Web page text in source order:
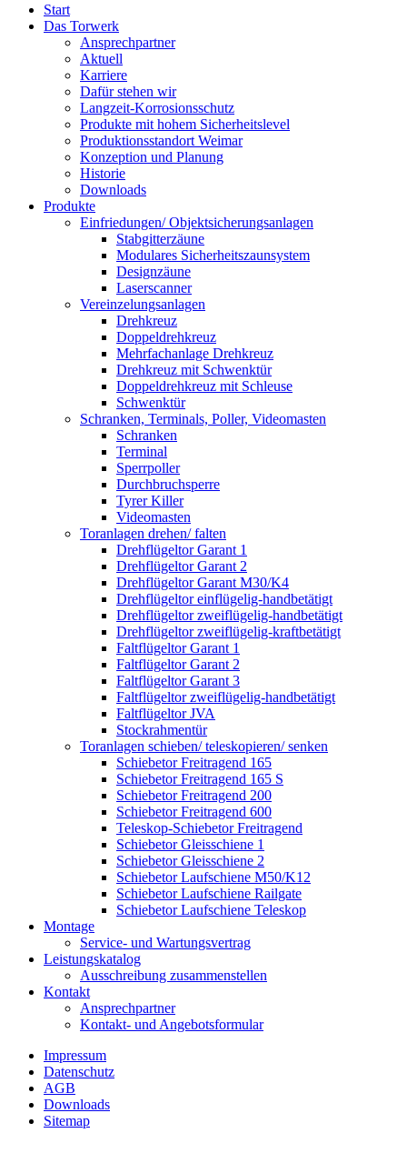
Start
Das Torwerk
Ansprechpartner
Aktuell
Karriere
Dafür stehen wir
Langzeit-Korrosionsschutz
Produkte mit hohem Sicherheitslevel
Produktionsstandort Weimar
Konzeption und Planung
Historie
Downloads
Produkte
Einfriedungen/ Objektsicherungsanlagen
Stabgitterzäune
Modulares Sicherheitszaunsystem
Designzäune
Laserscanner
Vereinzelungsanlagen
Drehkreuz
Doppeldrehkreuz
Mehrfachanlage Drehkreuz
Drehkreuz mit Schwenktür
Doppeldrehkreuz mit Schleuse
Schwenktür
Schranken, Terminals, Poller, Videomasten
Schranken
Terminal
Sperrpoller
Durchbruchsperre
Tyrer Killer
Videomasten
Toranlagen drehen/ falten
Drehflügeltor Garant 1
Drehflügeltor Garant 2
Drehflügeltor Garant M30/K4
Drehflügeltor einflügelig-handbetätigt
Drehflügeltor zweiflügelig-handbetätigt
Drehflügeltor zweiflügelig-kraftbetätigt
Faltflügeltor Garant 1
Faltflügeltor Garant 2
Faltflügeltor Garant 3
Faltflügeltor zweiflügelig-handbetätigt
Faltflügeltor JVA
Stockrahmentür
Toranlagen schieben/ teleskopieren/ senken
Schiebetor Freitragend 165
Schiebetor Freitragend 165 S
Schiebetor Freitragend 200
Schiebetor Freitragend 600
Teleskop-Schiebetor Freitragend
Schiebetor Gleisschiene 1
Schiebetor Gleisschiene 2
Schiebetor Laufschiene M50/K12
Schiebetor Laufschiene Railgate
Schiebetor Laufschiene Teleskop
Montage
Service- und Wartungsvertrag
Leistungskatalog
Ausschreibung zusammenstellen
Kontakt
Ansprechpartner
Kontakt- und Angebotsformular
Impressum
Datenschutz
AGB
Downloads
Sitemap